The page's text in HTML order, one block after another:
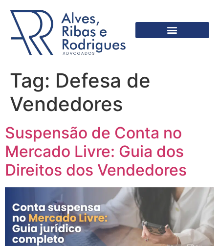
Tag: Defesa de
Vendedores
Suspensão de Conta no
Mercado Livre: Guia dos
Direitos dos Vendedores